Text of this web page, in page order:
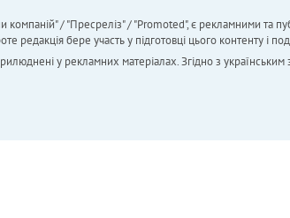
компаній" / "Пресреліз" / "Promoted", є рекламними та
бере участь у підготовці цього контенту і
у рекламних матеріалах. Згідно з